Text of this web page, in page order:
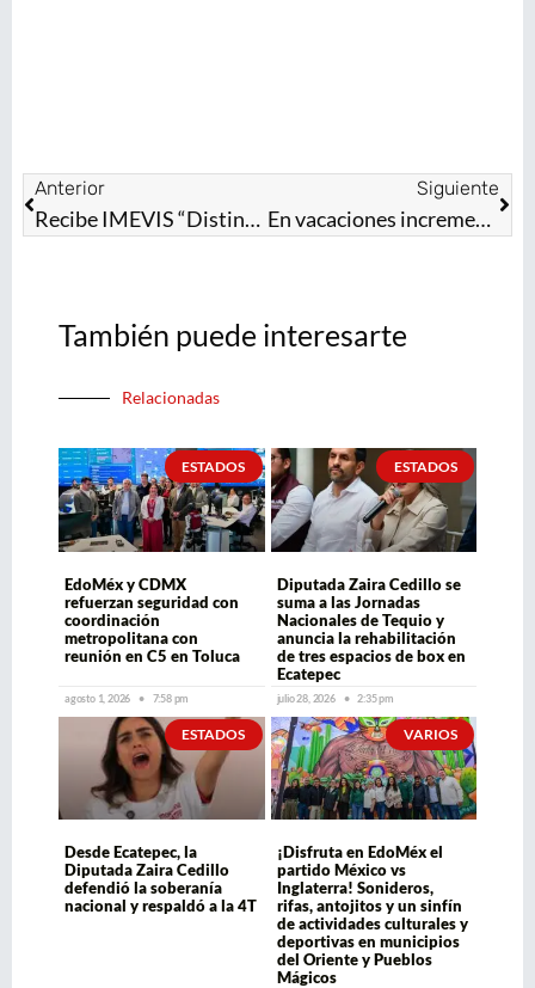
Anterior
Recibe IMEVIS “Distintivo Estado de México Sin Trabajo Infantil”
Siguiente
En vacaciones incrementan 40% los accidentes en el hogar; Secretaría de Salud mexiquense emite recomendaciones
También puede interesarte
Relacionadas
ESTADOS
EdoMéx y CDMX
refuerzan seguridad con
coordinación
metropolitana con
reunión en C5 en Toluca
agosto 1, 2026 7:58 pm
ESTADOS
Diputada Zaira Cedillo se
suma a las Jornadas
Nacionales de Tequio y
anuncia la rehabilitación
de tres espacios de box en
Ecatepec
julio 28, 2026 2:35 pm
ESTADOS
Desde Ecatepec, la
Diputada Zaira Cedillo
defendió la soberanía
nacional y respaldó a la 4T
VARIOS
¡Disfruta en EdoMéx el
partido México vs
Inglaterra! Sonideros,
rifas, antojitos y un sinfín
de actividades culturales y
deportivas en municipios
del Oriente y Pueblos
Mágicos